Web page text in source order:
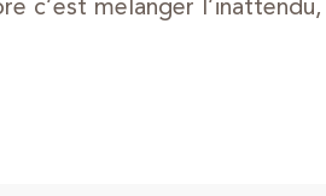
c’est mélanger